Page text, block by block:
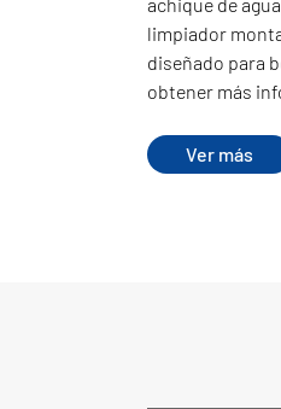
limpiador
diseñado para
obtener más
Ver más